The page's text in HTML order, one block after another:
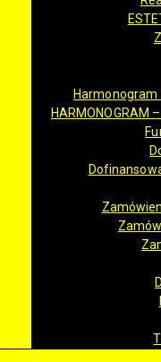
Harmonogram
HARMONOGRAM